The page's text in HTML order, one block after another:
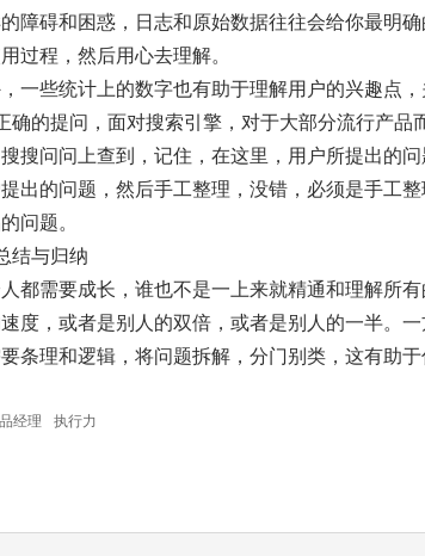
障碍和困惑，日志和原始数据往往会给你最明
过程，然后用心去理解。
一些统计上的数字也有助于理解用户的兴趣点
确的提问，面对搜索引擎，对于大部分流行产
搜问问上查到，记住，在这里，用户所提出的
出的问题，然后手工整理，没错，必须是手工
问题。
结与归纳
都需要成长，谁也不是一上来就精通和理解所
度，或者是别人的双倍，或者是别人的一半。
条理和逻辑，将问题拆解，分门别类，这有助于
经理 执行力